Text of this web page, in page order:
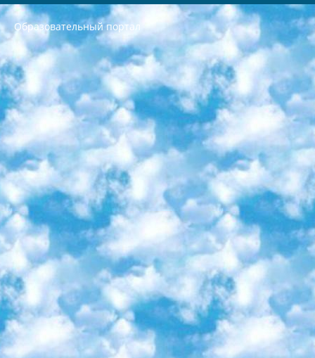
Образовательный портал
РЕСПУБЛИКА УЗБЕКИСТАН МИНИСТРЕРСТВО ДОШКОЛЬНОГО И ШКОЛЬНОГО ОБРАЗОВАНИЯ КОМАНДА в общеобразовательных учреждениях в 2023-2024 учебном году организация и проведение итоговой государственной аттестации обучающихся о Министра дошкольного и школьного образования Республики Узбекистан от 4 марта 2008 года (постановлением Минюста от 20 марта 2008 года № 1778 государственной регистрации) «Итоговое состояние учащихся общего среднего образования на основании положения об утверждении положения об аттестации общего среднего образования выпускной экзамен студентов в образовательных учреждениях в 2023-2024 учебном году В целях организации и прохождения аттестации приказываю: 1. Следующее: перечень предметов, по которым будет проводиться итоговая государственная аттестация и экзамен формы перевода согласно приложению 1; сертификаты международного образца, оценивающие уровень владения иностранными языками перечень согласно приложению 2; 2. Педагогический при специализированных образовательных учреждениях. научно-практический центр квалификации и международной оценки (Д.Давидова) 2024 г. До 25 марта: задания по предметам, по которым будет проводиться итоговая аттестация разработка и утверждение технических условий; итоговая аттестация на основании разработанного предметного задания разработка вопросов по предметам (устно и письменно), экзамен передача; общеобразовательные средние школы и специальные учебные заведения учащиеся выпускных классов школ и интернатов в агентской системе подготовка базы данных экзаменационных материалов и критериев оценки; перевод базы экзаменационных материалов на все языки обучения подать в Республиканский образовательный центр для изготовления; варианты экзаменов на основе разработанных контрольных материалов пусть будут поставлены задачи формирования. 3. Республиканский образовательный центр (Ш.Худайкулов) до 5 апреля 2024 года. до: база данных предоставленных экзаменационных материалов на все языки обучения перевод и экспертиза; для слепых, слабовидящих, глухих, слабослышащих и умственно отсталых детей учащиеся выпускных классов специализированных школ и школ-интернатов база данных экзаменационных материалов на всех преподаваемых языках подготовка критериев оценки; специализированные школы для умственно отсталых детей и технологии для учащихся выпускных классов школ-интернатов разработка соответствующих рекомендаций и критериев проведения ЕГЭ по естествознанию давать задания. 4. Педагогический при специализированных образовательных учреждениях. Научно-практический центр навыков и международной оценки (Д.Давидова), Республика образовательный центр (Худайкулов Ш.) итоговый государственный аттестационный экзамен ориентирован на творческое и логическое мышление при подготовке базы материалов учитывать введение заданий. 5. Следует отметить, что: сертификат государственного образца о знании общеобразовательного предмета и как минимум национальный уровень B1 по предметам на иностранных языках, указанным в Приложении 2. или международно признанный сертификат эквивалентного уровня студенты, изучающие определенный предмет, освобождаются от экзамена; по соответствующим предметам запланирована итоговая государственная аттестация за день до дня, путем жеребьевки Рабочей группой (в письменной форме по предметам, проводимым в форме) из числа сформированных вариантов выбрано 2 варианта; 2 выбранных варианта экзамена анонсированы на официальном сайте министерства и все выпускники по всей стране на основе этих вариантов проводит итоговую государственную аттестацию. 6. Государственное образование учащихся средних общеобразовательных учреждений. знания в соответствии с квалификационными требованиями, которые необходимо приобрести на основании стандартов итоговый (выпускной) контроль для 9 и 11 классов в целях тестирования Экзамены (далее – экзамены) состоят из предметов, перечисленных в приложении 1. будет сделано. 7. Экзамены пройдут с 26 мая по 15 июня 2024 г. (кроме науки физического воспитания). 8. Физическая для учащихся 9 классов общесредних образовательных учреждений. Экзамены по предмету «Образование, квалификация медицина» 1-6 мая 2024 года. сотрудники перевести под присмотр (с отклонениями в физическом или умственном развитии) специализированная школа для детей, школы-интернаты и со сколиозом школы-интернаты санаторного типа для больных детей исключены). 9. Он был слепым, слабовидящим и имел нарушения опорно-двигательного аппарата. экзамены в специализированных школах и интернатах для детей должны проводиться исходя из требований, предъявляемых к общеобразовательным учреждениям (физкультура кроме науки). 10. Специализированная школа для глухих и слабослышащих детей. и экзамены в интернатах и быть реализован в виде письменного теста по математике. 11. Специальность для умственно отсталых детей. Для 9 класса Родной язык и литературное письмо Государственный язык (язык обучения – узбекский). для неклассов) написано Математическое письмо Письменная/устная история Узбекистана Физическое воспитание практично Итоговый контроль Для 11 класса Написание родного языка и литературы (эссе) Математическое письмо Узбекский язык (обучение на узбекском языке) не посещающее общее среднее образование для учреждений)/Образовательное учреждение выбор письменный и устный Иностранный язык письменный/устный Письменная/устная история Узбекистана *По выбору студента:  Химия  Физика  Основы государственного права  География 10 бесплатных образовательных ресурсов - Мы составили подборку онлайн-проектов с интерактивными упражнениями, видеолекциями и статьями. Они помогут вам обрести новые и освежить старые знания бесплатно. 1. «ИНТУИТ» Старейшая образовательная площадка Рунета. Здесь вы найдёте сотни текстовых и видеокурсов на десятки различных тем — от программирования до психологии. Многие курсы подготовлены российскими университетами и крупными международными компаниями вроде Intel и Microsoft. Самостоятельное обучение бесплатное, но желающие могут оплатить услуги персональных наставников. 2. «Смартия» знакомит с актуальными профессиями и подсказывает, как им обучаться. Выбрав заинтересовавшую вас специальность — SMM-специалист, фотограф, веб-дизайнер или другую, — увидите список необходимых для неё умений. Чтобы вы могли освоить их самостоятельно, для каждого умения площадка отображает подборку ссылок на учебные материалы. Хотя «Смартия» ориентируется на русскоязычную аудиторию, часть контента всё же доступна только на английском. 3. «Лекторий Физтеха» Проект Московского физико-технического института (Физтеха). С его помощью вы можете смотреть онлайн серии лекций, записанные на видео в этом вузе. В числе доступных предметов — физика, биология, химия, информационные технологии и другие. К некоторым лекциям администрация ресурса прилагает готовые конспекты, которые можно скачивать в PDF-формате. 4. ITMOcourses Онлайн-площадка Санкт-Петербургского национального исследовательского университета информационных технологий, механики и оптики (ИТМО). Ресурс предоставляет свободный доступ к курсам, разработанным в этом вузе. Каталог материалов разбит на четыре категории: «Оптические системы и технологии», «Приборостроение и робототехника», «Информационные технологии» и «Биотехнологии». Курсы состоят из видеолекций, интерактивных демонстраций и заданий. 5. «КиберЛенинка» Электронная научная библиотека открытого доступа. Каталог площадки регулярно обрастает текстами статей из различных научных изданий. Сгруппированные по журналам и рубрикам публикации можно читать онлайн или скачивать целиком в PDF-формате. Проект нацелен на популяризацию науки за счёт открытого доступа к качественной информации. 6. «ПостНаука» На этом ресурсе публикуют подборки видеолекций, составленные экспертами из разных отраслей и объединённые общими темами. Среди них, к примеру, есть серии «Биоинформатика и геномика», «Культура средневековой Скандинавии» и Cinema Studies о теории кино. Каждая подборка лекций — логически связанная история, рассказанная экспертом от первого лица. Кроме того, на сайте появляются научно-образовательные статьи и тесты на разные темы. 7. «Newочём» Команда проекта «Newочём» отбирает самые интересные тексты из англоязычных СМИ и переводит те из них, за которые голосуют участники сообщества «ВКонтакте». По большей части это научно-популярные статьи. Редакторы придумывают лишь заголовки, в остальном содержание переводов соответствует оригиналам. Полные тексты можно читать прямо в социальной сети. 8. InternetUrok Онлайн-база материалов по основным дисциплинам школьной программы. Информация на сайте структурирована по классам, предметам и темам (урокам). Каждый урок состоит из видеолекций и конспектов. Есть также интерактивные тренажёры и тесты для закрепления пройденного материала. Даже если вы давно окончили школу, возможность повторить программу старших классов всегда может пригодиться. 9. Edutainme Ещё один ресурс об образовании. В отличие от Newtonew, как мне кажется, Edutainme больше ориентируется на представителей индустрии: педагогов, предпринимателей, разработчиков образовательных проектов. Но и любой, кто просто стремится к саморазвитию, найдёт на сайте много полезного и интересного для себя. Например, информацию о новых курсах и образовательных сервисах. 10. Newtonew Онлайн-медиа об образовании и обучении в широком смысле. Авторы Newtonew пишут об инструментах, заведениях, тактиках и стратегиях, которые помогают учить других и получать новые знания самостоятельно. На этой площадке вы найдёте новости, обзоры, аналитические мат